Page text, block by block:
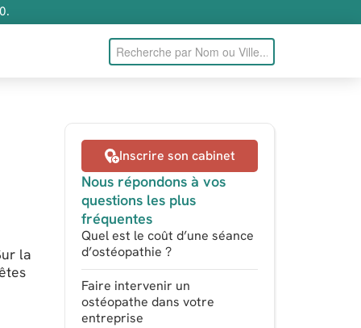
la
Inscrire son cabinet
Nous répondons à vos
questions les plus
fréquentes
Quel est le coût d’une séance
d’ostéopathie ?
Faire intervenir un
ostéopathe dans votre
entreprise